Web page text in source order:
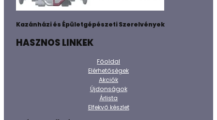
Kazánházi és Épületgépészeti Szerelvények
HASZNOS LINKEK
Főoldal
Elérhetőségek
Akciók
Újdonságok
Árlista
Elfekvő készlet